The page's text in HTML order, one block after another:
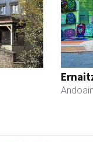
Andoain